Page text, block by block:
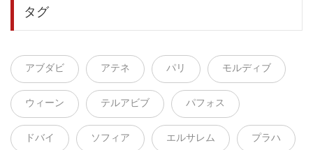
タグ
アブダビ アテネ パリ モルディブ
ウィーン テルアビブ パフォス
ドバイ ソフィア エルサレム プラハ